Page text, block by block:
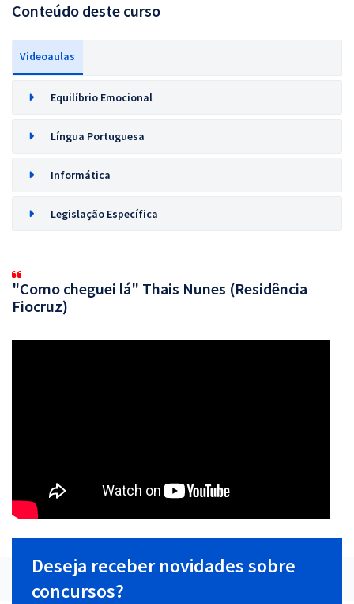
Conteúdo deste curso
Videoaulas
Equilíbrio Emocional
Língua Portuguesa
Informática
Legislação Específica
"Como cheguei lá" Thais Nunes (Residência
Fiocruz)
Deseja receber novidades sobre
concursos?